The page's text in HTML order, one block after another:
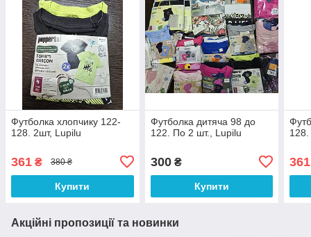
Футболка хлопчику 122-
128. 2шт, Lupilu
361 ₴ 380 ₴
Купити
Футболка дитяча 98 до
122. По 2 шт., Lupilu
300₴
Купити
361
Акційні пропозиції та новинки